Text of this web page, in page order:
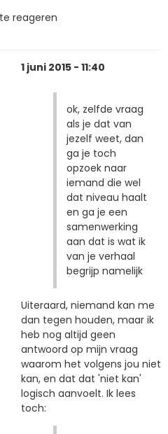
reageren
1 juni 2015 - 11:40
ok, zelfde vraag
als je dat van
jezelf weet, dan
ga je toch
opzoek naar
iemand die wel
dat niveau haalt
en ga je een
samenwerking
aan dat is wat ik
van je verhaal
begrijp namelijk
Uiteraard, niemand kan me
dan tegen houden, maar ik
heb nog altijd geen
antwoord op mijn vraag
waarom het volgens jou niet
kan, en dat dat 'niet kan'
logisch aanvoelt. Ik lees
toch: